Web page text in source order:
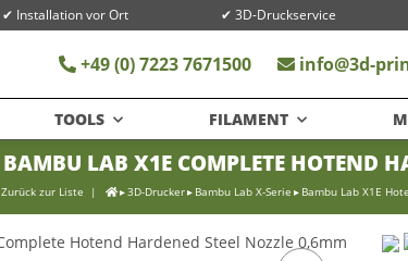
✔ Installation vor Ort ✔ 3D-Druckservice
+49 (0) 7223 7671500 info@3d-
TOOLS FILAMENT
BAMBU LAB X1E COMPLETE HOTEND
Zurück zur Liste 3D-Drucker Bambu Lab X-Serie Bambu Lab X1E